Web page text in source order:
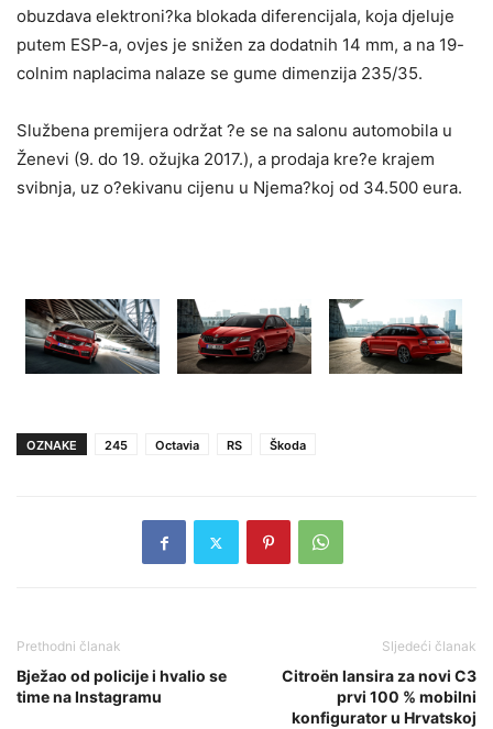
obuzdava elektroni?ka blokada diferencijala, koja djeluje
putem ESP-a, ovjes je snižen za dodatnih 14 mm, a na 19-
colnim naplacima nalaze se gume dimenzija 235/35.
Službena premijera održat ?e se na salonu automobila u
Ženevi (9. do 19. ožujka 2017.), a prodaja kre?e krajem
svibnja, uz o?ekivanu cijenu u Njema?koj od 34.500 eura.
OZNAKE 245 Octavia RS Škoda
Prethodni članak
Bježao od policije i hvalio se
time na Instagramu
Sljedeći članak
Citroën lansira za novi C3
prvi 100 % mobilni
konfigurator u Hrvatskoj